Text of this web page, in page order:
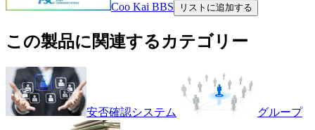
Coo Kai BBS リストに追加する
この製品に関連するカテゴリー
安否確認システム グループ